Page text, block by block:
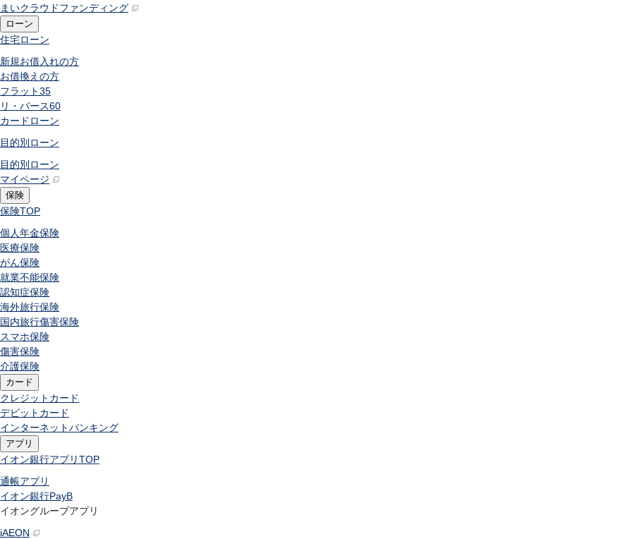
まいクラウドファンディング
ローン
住宅ローン
新規お借入れの方
お借換えの方
フラット35
リ・バース60
カードローン
目的別ローン
目的別ローン
マイページ
保険
保険TOP
個人年金保険
医療保険
がん保険
就業不能保険
認知症保険
海外旅行保険
国内旅行傷害保険
スマホ保険
傷害保険
介護保険
カード
クレジットカード
デビットカード
インターネットバンキング
アプリ
イオン銀行アプリTOP
通帳アプリ
イオン銀行PayB
イオングループアプリ
iAEON